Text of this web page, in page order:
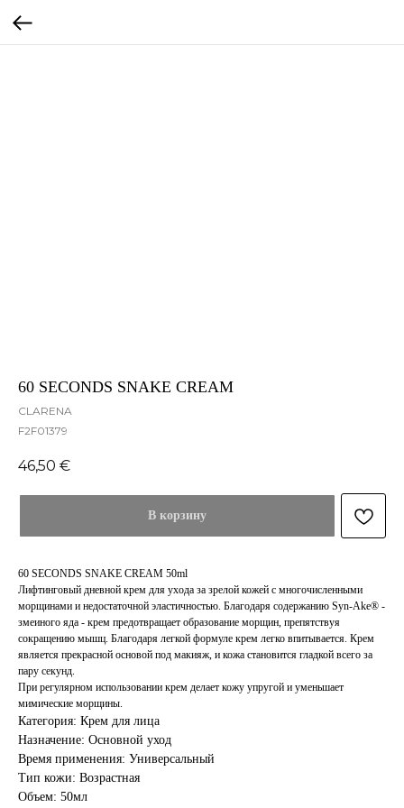
60 SECONDS SNAKE CREAM
CLARENA
F2F01379
46,50 €
В корзину
60 SECONDS SNAKE CREAM 50ml
Лифтинговый дневной крем для ухода за зрелой кожей с многочисленными
морщинами и недостаточной эластичностью. Благодаря содержанию Syn-Ake® -
змеиного яда - крем предотвращает образование морщин, препятствуя
сокращению мышц. Благодаря легкой формуле крем легко впитывается. Крем
является прекрасной основой под макияж, и кожа становится гладкой всего за
пару секунд.
При регулярном использовании крем делает кожу упругой и уменьшает
мимические морщины.
Категория: Крем для лица
Назначение: Основной уход
Время применения: Универсальный
Тип кожи: Возрастная
Объем: 50мл